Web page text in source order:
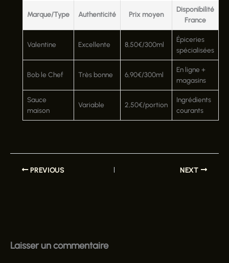
Marque/Type Authenticité Prix moyen
Disponibilité
France
Valentine Excellente 8,50€/300ml
Épiceries
spécialisées
Bob le Chef Très bonne 6,90€/300ml
En ligne +
magasins
Sauce
maison
Variable 2,50€/portion
Ingrédients
courants
PREVIOUS NEXT
Laisser un commentaire